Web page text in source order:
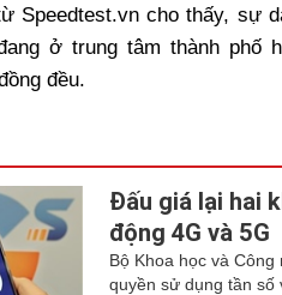
Speedtest.vn cho thấy, sự
ở trung tâm thành
đều.
Đấu giá lại hai
động 4G và 5G
Bộ Khoa học và
quyền sử dụng tần số